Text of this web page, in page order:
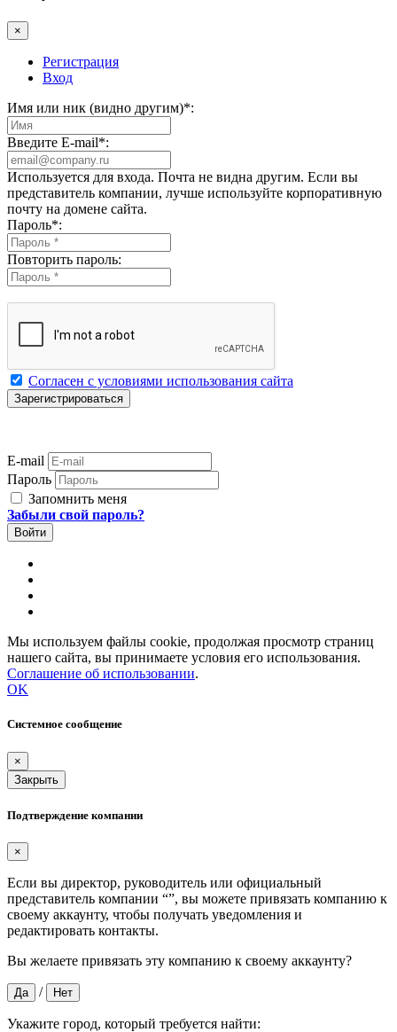
×
Регистрация
Вход
Имя или ник (видно другим)*:
Введите E-mail*:
Используется для входа. Почта не видна другим. Если вы
представитель компании, лучше используйте корпоративную
почту на домене сайта.
Пароль*:
Повторить пароль:
Согласен с условиями использования сайта
E-mail
Пароль
Запомнить меня
Забыли свой пароль?
Мы используем файлы cookie, продолжая просмотр страниц
нашего сайта, вы принимаете условия его использования.
Соглашение об использовании.
OK
Системное сообщение
×
Закрыть
Подтверждение компании
×
Если вы директор, руководитель или официальный
представитель компании “”, вы можете привязать компанию к
своему аккаунту, чтобы получать уведомления и
редактировать контакты.
Вы желаете привязать эту компанию к своему аккаунту?
Да / Нет
Укажите город, который требуется найти: